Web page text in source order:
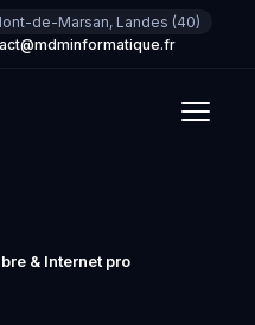
de-Marsan, Landes (40)
& Internet pro